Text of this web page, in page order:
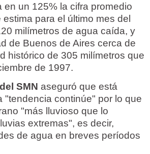
en un 125% la cifra promedio
para el último mes del
milímetros de agua caída, y
de Buenos de Aires cerca de
histórico de 305 milímetros que
de 1997.
SMN aseguró que está
"tendencia continúe" por lo que
"más lluvioso que lo
extremas", es decir,
de agua en breves períodos